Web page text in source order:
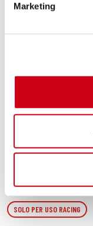
Marketing
SOLO PER USO RACING